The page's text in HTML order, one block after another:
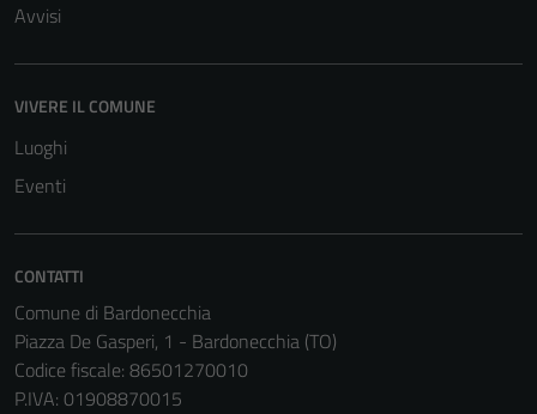
Avvisi
VIVERE IL COMUNE
Luoghi
Eventi
CONTATTI
Comune di Bardonecchia
Piazza De Gasperi, 1 - Bardonecchia (TO)
Codice fiscale: 86501270010
P.IVA: 01908870015